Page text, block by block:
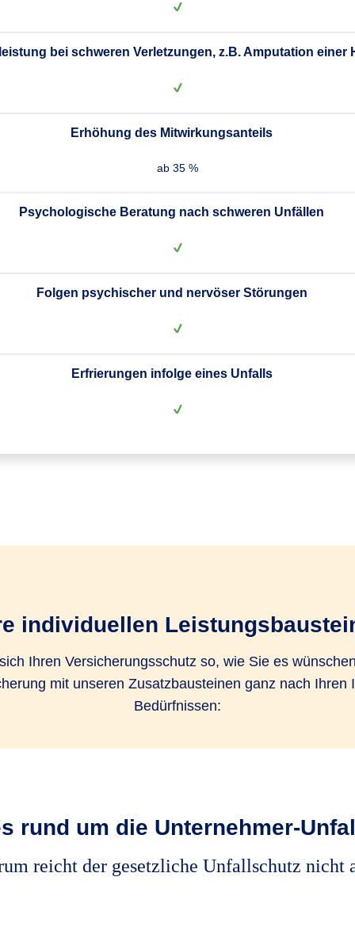
bei schweren Verletzungen, z.B. Amputation einer
Erhöhung des Mitwirkungsanteils
ab 35 %
Psychologische Beratung nach schweren Unfällen
Folgen psychischer und nervöser Störungen
Erfrierungen infolge eines Unfalls
individuellen
Ihren Versicherungsschutz so, wie Sie es
mit unseren Zusatzbausteinen ganz nach Ihren
Bedürfnissen:
rund um die Unternehmer-
reicht der gesetzliche Unfallschutz nicht